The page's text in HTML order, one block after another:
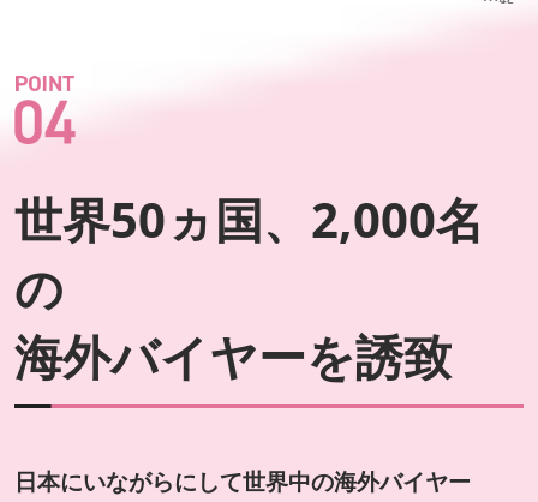
世界50ヵ国、2,000名
の
海外バイヤーを誘致
日本にいながらにして世界中の海外バイヤー